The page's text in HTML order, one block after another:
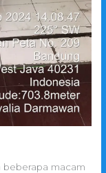
beberapa macam